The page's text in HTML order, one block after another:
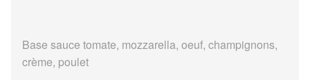
Base sauce tomate, mozzarella, oeuf, champignons,
crème, poulet